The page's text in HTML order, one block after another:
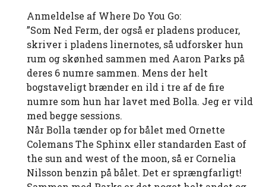
Anmeldelse af Where Do You Go:
”Som Ned Ferm, der også er pladens producer,
skriver i pladens linernotes, så udforsker hun
rum og skønhed sammen med Aaron Parks på
deres 6 numre sammen. Mens der helt
bogstaveligt brænder en ild i tre af de fire
numre som hun har lavet med Bolla. Jeg er vild
med begge sessions.
Når Bolla tænder op for bålet med Ornette
Colemans The Sphinx eller standarden East of
the sun and west of the moon, så er Cornelia
Nilsson benzin på bålet. Det er sprængfarligt!